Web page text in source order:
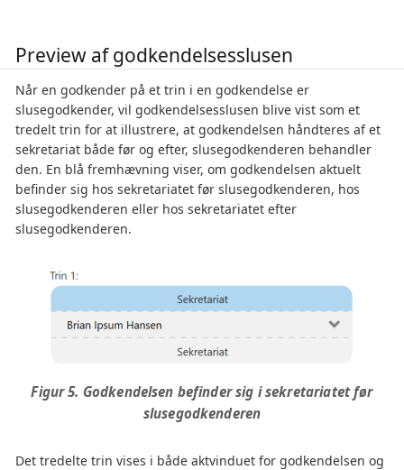
Preview af godkendelsesslusen
Når en godkender på et trin i en godkendelse er
slusegodkender, vil godkendelsesslusen blive vist som et
tredelt trin for at illustrere, at godkendelsen håndteres af et
sekretariat både før og efter, slusegodkenderen behandler
den. En blå fremhævning viser, om godkendelsen aktuelt
befinder sig hos sekretariatet før slusegodkenderen, hos
slusegodkenderen eller hos sekretariatet efter
slusegodkenderen.
Figur 5. Godkendelsen befinder sig i sekretariatet før
slusegodkenderen
Det tredelte trin vises i både aktvinduet for godkendelsen og